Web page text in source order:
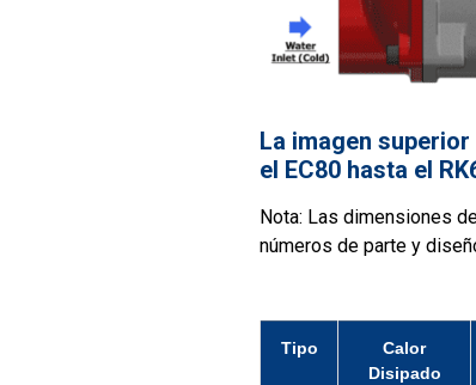
La imagen
el EC80 hasta el
Nota: Las dimensiones
números de parte y
Tipo
Calor
Disipado